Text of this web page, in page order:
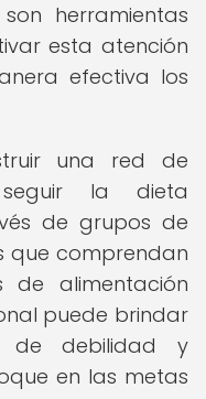
herramientas
esta atención
efectiva los
una red de
la dieta
de grupos de
que comprendan
de alimentación
puede brindar
de debilidad y
en las metas